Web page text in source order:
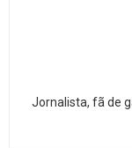
Jornalista, fã de